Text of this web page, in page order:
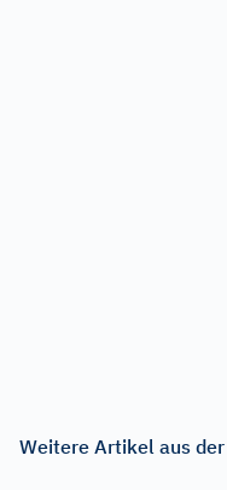
Weitere Artikel aus